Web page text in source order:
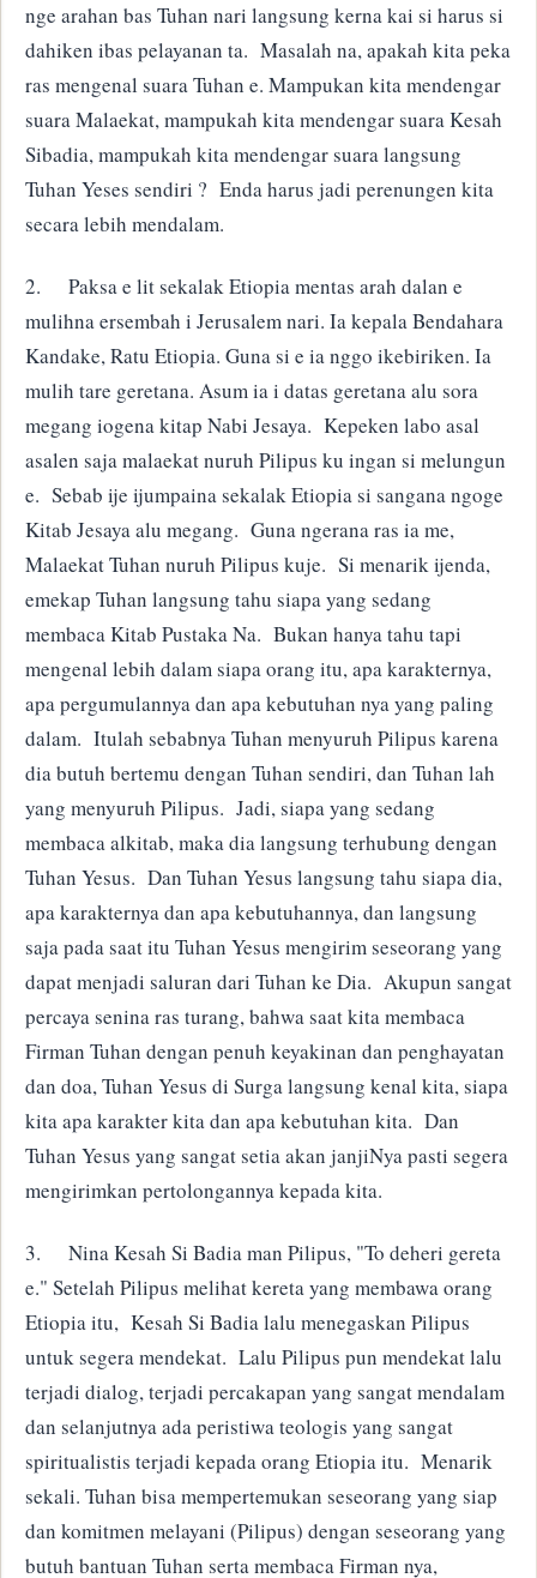
nge arahan bas Tuhan nari langsung kerna kai si harus si
dahiken ibas pelayanan ta. Masalah na, apakah kita peka
ras mengenal suara Tuhan e. Mampukan kita mendengar
suara Malaekat, mampukah kita mendengar suara Kesah
Sibadia, mampukah kita mendengar suara langsung
Tuhan Yeses sendiri ? Enda harus jadi perenungen kita
secara lebih mendalam.
2.
Paksa e lit sekalak Etiopia mentas arah dalan e
mulihna ersembah i Jerusalem nari. Ia kepala Bendahara
Kandake, Ratu Etiopia. Guna si e ia nggo ikebiriken. Ia
mulih tare geretana. Asum ia i datas geretana alu sora
megang iogena kitap Nabi Jesaya. Kepeken labo asal
asalen saja malaekat nuruh Pilipus ku ingan si melungun
e. Sebab ije ijumpaina sekalak Etiopia si sangana ngoge
Kitab Jesaya alu megang. Guna ngerana ras ia me,
Malaekat Tuhan nuruh Pilipus kuje. Si menarik ijenda,
emekap Tuhan langsung tahu siapa yang sedang
membaca Kitab Pustaka Na. Bukan hanya tahu tapi
mengenal lebih dalam siapa orang itu, apa karakternya,
apa pergumulannya dan apa kebutuhan nya yang paling
dalam. Itulah sebabnya Tuhan menyuruh Pilipus karena
dia butuh bertemu dengan Tuhan sendiri, dan Tuhan lah
yang menyuruh Pilipus. Jadi, siapa yang sedang
membaca alkitab, maka dia langsung terhubung dengan
Tuhan Yesus. Dan Tuhan Yesus langsung tahu siapa dia,
apa karakternya dan apa kebutuhannya, dan langsung
saja pada saat itu Tuhan Yesus mengirim seseorang yang
dapat menjadi saluran dari Tuhan ke Dia. Akupun sangat
percaya senina ras turang, bahwa saat kita membaca
Firman Tuhan dengan penuh keyakinan dan penghayatan
dan doa, Tuhan Yesus di Surga langsung kenal kita, siapa
kita apa karakter kita dan apa kebutuhan kita. Dan
Tuhan Yesus yang sangat setia akan janjiNya pasti segera
mengirimkan pertolongannya kepada kita.
3.
Nina Kesah Si Badia man Pilipus, "To deheri gereta
e." Setelah Pilipus melihat kereta yang membawa orang
Etiopia itu, Kesah Si Badia lalu menegaskan Pilipus
untuk segera mendekat. Lalu Pilipus pun mendekat lalu
terjadi dialog, terjadi percakapan yang sangat mendalam
dan selanjutnya ada peristiwa teologis yang sangat
spiritualistis terjadi kepada orang Etiopia itu. Menarik
sekali. Tuhan bisa mempertemukan seseorang yang siap
dan komitmen melayani (Pilipus) dengan seseorang yang
butuh bantuan Tuhan serta membaca Firman nya,